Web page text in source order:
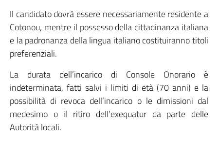
Il candidato dovrà essere necessariamente residente a
Cotonou, mentre il possesso della cittadinanza italiana
e la padronanza della lingua italiano costituiranno titoli
preferenziali.
La durata dell’incarico di Console Onorario è
indeterminata, fatti salvi i limiti di età (70 anni) e la
possibilità di revoca dell’incarico o le dimissioni dal
medesimo o il ritiro dell’exequatur da parte delle
Autorità locali.